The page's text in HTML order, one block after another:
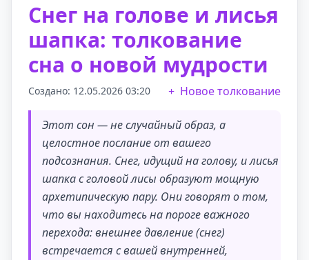
Снег на голове и лисья
шапка: толкование
сна о новой мудрости
Создано: 12.05.2026 03:20 Новое толкование
Этот сон — не случайный образ, а
целостное послание от вашего
подсознания. Снег, идущий на голову, и лисья
шапка с головой лисы образуют мощную
архетипическую пару. Они говорят о том,
что вы находитесь на пороге важного
перехода: внешнее давление (снег)
встречается с вашей внутренней,